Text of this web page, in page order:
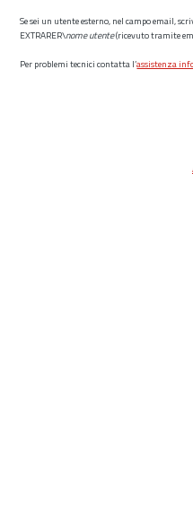
Se sei un utente esterno, nel campo email,
EXTRARER\nome utente(ricevuto tramite
Per problemi tecnici contatta l’assistenza